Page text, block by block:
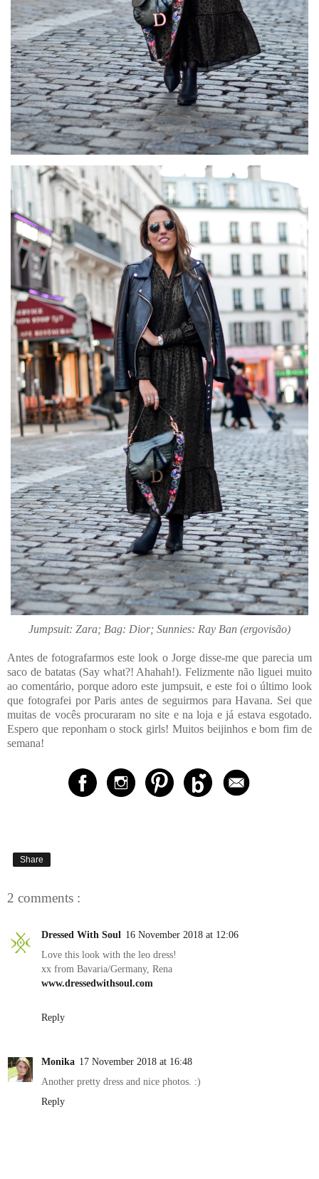
Jumpsuit: Zara; Bag: Dior; Sunnies: Ray Ban (ergovisão)
Antes de fotografarmos este look o Jorge disse-me que parecia um
saco de batatas (Say what?! Ahahah!). Felizmente não liguei muito
ao comentário, porque adoro este jumpsuit, e este foi o último look
que fotografei por Paris antes de seguirmos para Havana. Sei que
muitas de vocês procuraram no site e na loja e já estava esgotado.
Espero que reponham o stock girls! Muitos beijinhos e bom fim de
semana!
Share
2 comments :
Dressed With Soul 16 November 2018 at 12:06
Love this look with the leo dress!
xx from Bavaria/Germany, Rena
www.dressedwithsoul.com
Reply
Monika 17 November 2018 at 16:48
Another pretty dress and nice photos. :)
Reply